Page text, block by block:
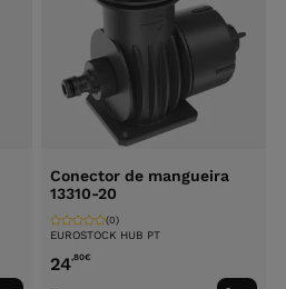
Conector de mangueira
13310-20
EUROSTOCK HUB PT
(0)
24,80€